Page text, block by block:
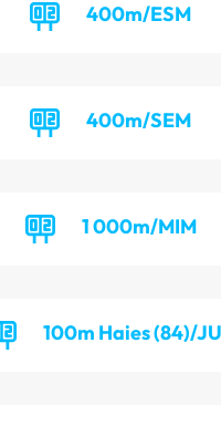
400m/ESM
400m/SEM
1 000m/MIM
100m Haies (84)/